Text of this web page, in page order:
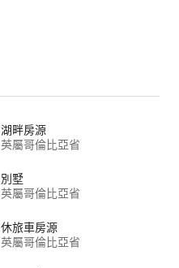
湖畔房源
英屬哥倫比亞省
別墅
英屬哥倫比亞省
休旅車房源
英屬哥倫比亞省